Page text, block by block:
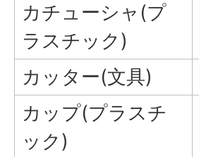
カチューシャ(プ
ラスチック)
カッター(文具)
カップ(プラスチ
ック)